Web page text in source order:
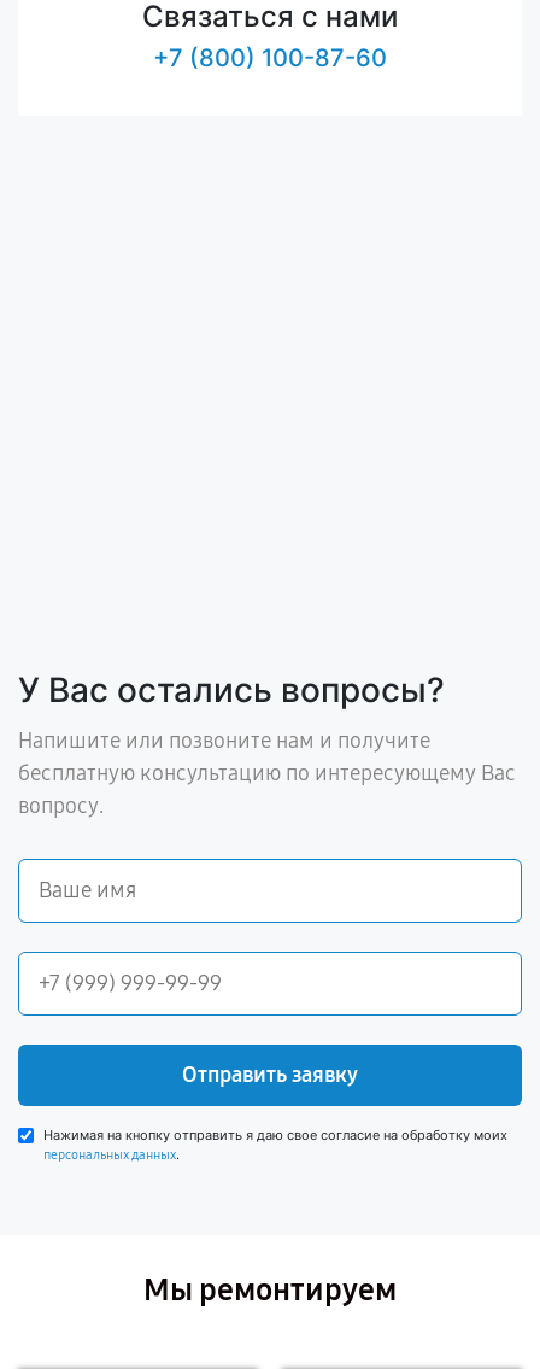
Связаться с нами
+7 (800) 100-87-60
У Вас остались вопросы?
Напишите или позвоните нам и получите
бесплатную консультацию по интересующему Вас
вопросу.
Отправить заявку
Нажимая на кнопку отправить я даю свое согласие на обработку моих
персональных данных.
Мы ремонтируем